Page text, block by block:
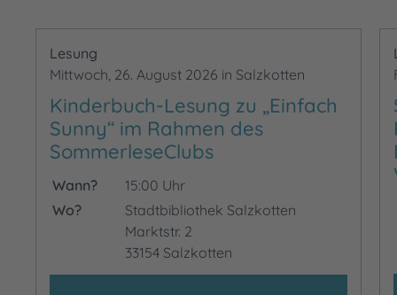
Lesung
Mittwoch, 26. August 2026 in Salzkotten
Kinderbuch-Lesung zu „Einfach
Sunny“ im Rahmen des
SommerleseClubs
Wann?
15:00 Uhr
Wo?
Stadtbibliothek Salzkotten
Marktstr. 2
33154 Salzkotten